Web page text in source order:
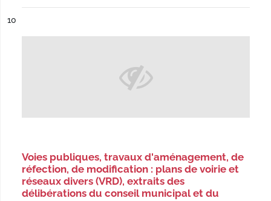
n°
10
Voies publiques, travaux d'aménagement, de
réfection, de modification : plans de voirie et
réseaux divers (VRD), extraits des
délibérations du conseil municipal et du